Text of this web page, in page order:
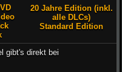
20 Jahre Edition (inkl.
alle DLCs)
Standard Edition
gibt's direkt bei